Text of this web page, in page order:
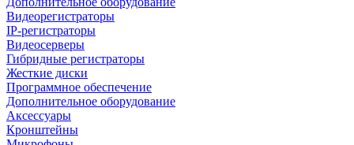
Видеорегистраторы
IP-регистраторы
Видеосерверы
Гибридные регистраторы
Жесткие диски
Программное обеспечение
Дополнительное оборудование
Аксессуары
Кронштейны